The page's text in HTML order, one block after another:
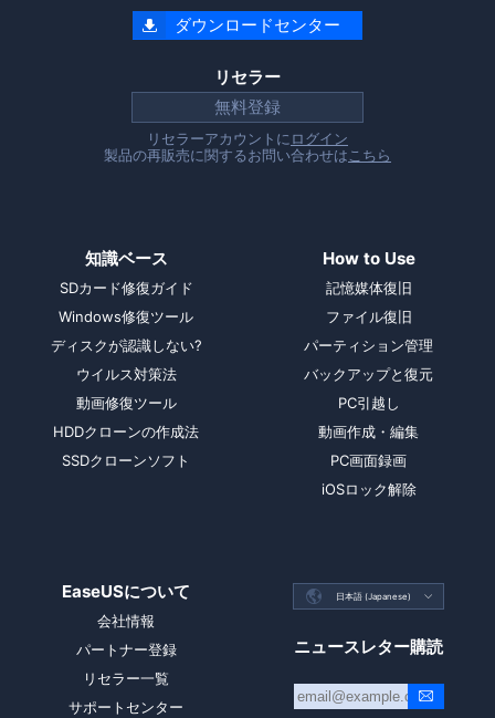
 ダウンロードセンター
リセラー
無料登録
リセラーアカウントに ログイン
製品の再販売に関するお問い合わせは こちら
知識ベース
SDカード修復ガイド
Windows修復ツール
ディスクが認識しない?
ウイルス対策法
動画修復ツール
HDDクローンの作成法
SSDクローンソフト
How to Use
記憶媒体復旧
ファイル復旧
パーティション管理
バックアップと復元
PC引越し
動画作成・編集
PC画面録画
iOSロック解除
EaseUSについて
会社情報
パートナー登録
リセラー一覧
サポートセンター
 日本語 (Japanese) 
ニュースレター購読